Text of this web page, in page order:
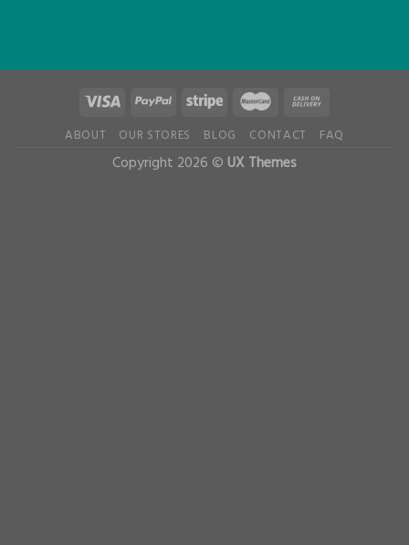
ABOUT OUR STORES BLOG CONTACT FAQ
Copyright 2026 © UX Themes